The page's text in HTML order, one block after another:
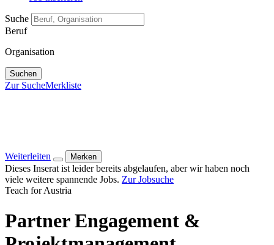
Suche
Beruf
Organisation
Suchen
Zur SucheMerkliste
Weiterleiten Merken
Dieses Inserat ist leider bereits abgelaufen, aber wir haben noch
viele weitere spannende Jobs. Zur Jobsuche
Teach for Austria
Partner Engagement &